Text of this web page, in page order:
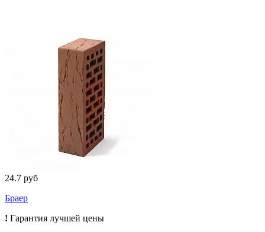
24.7 руб
Браер
! Гарантия лучшей цены